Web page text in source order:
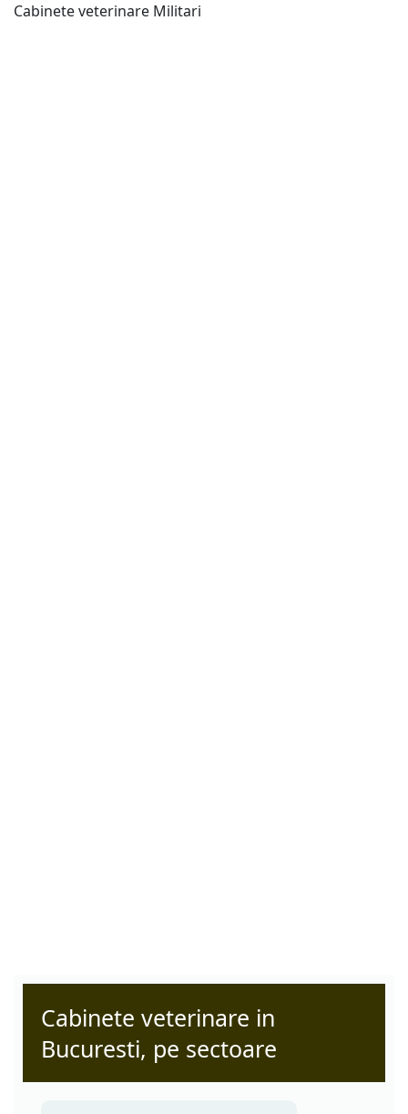
Cabinete veterinare Militari
Cabinete veterinare in
Bucuresti, pe sectoare